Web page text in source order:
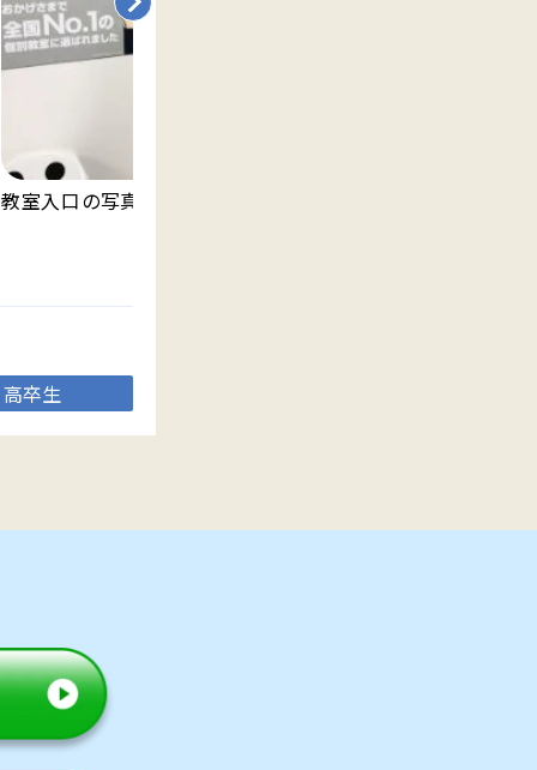
教室入口の写真です。
高卒生